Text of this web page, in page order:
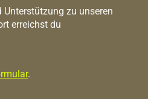
zu unseren
erreichst du
.